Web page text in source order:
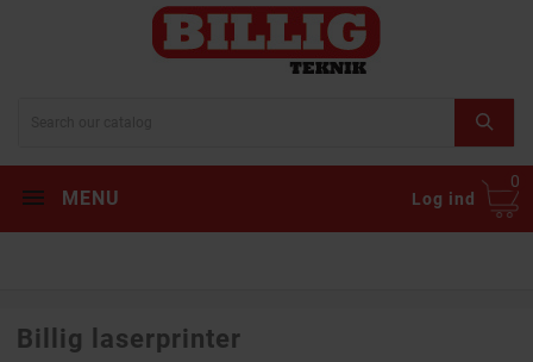
MENU Log ind
0
Billig laserprinter